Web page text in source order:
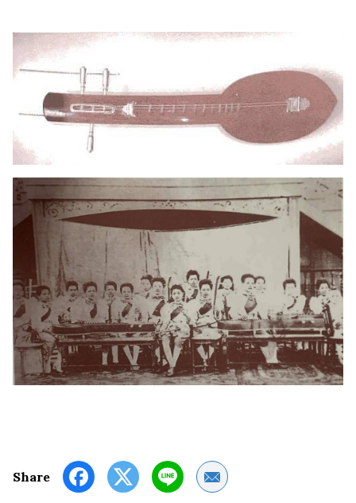
Share Share by Email